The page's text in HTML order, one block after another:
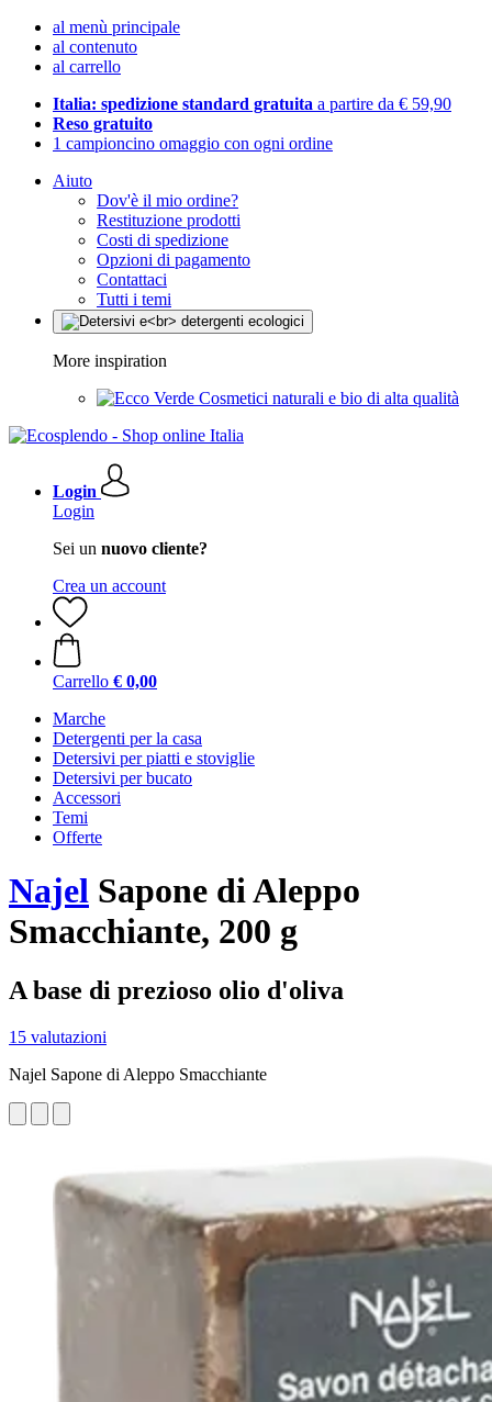
al menù principale
al contenuto
al carrello
Italia: spedizione standard gratuita a partire da € 59,90
Reso gratuito
1 campioncino omaggio con ogni ordine
Aiuto
Dov'è il mio ordine?
Restituzione prodotti
Costi di spedizione
Opzioni di pagamento
Contattaci
Tutti i temi
More inspiration
Cosmetici naturali e bio di alta qualità
Login
Login
Sei un nuovo cliente?
Crea un account
Carrello € 0,00
Marche
Detergenti per la casa
Detersivi per piatti e stoviglie
Detersivi per bucato
Accessori
Temi
Offerte
Najel Sapone di Aleppo
Smacchiante, 200 g
A base di prezioso olio d'oliva
15 valutazioni
Najel Sapone di Aleppo Smacchiante